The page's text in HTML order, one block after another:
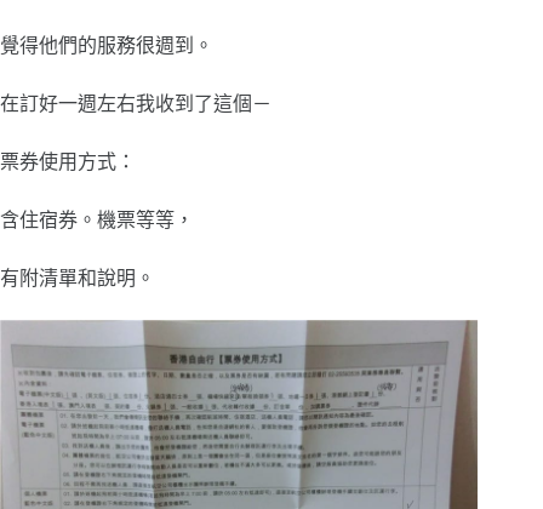
覺得他們的服務很週到。
在訂好一週左右我收到了這個－
票券使用方式：
含住宿券。機票等等，
有附清單和說明。